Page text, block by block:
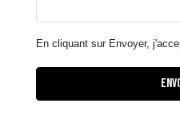
En cliquant sur Envoyer,